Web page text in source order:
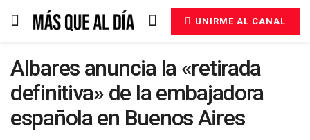
UNIRME AL CANAL
Albares anuncia la «retirada
definitiva» de la embajadora
española en Buenos Aires